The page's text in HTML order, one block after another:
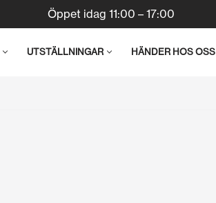
Öppet idag 11:00 – 17:00
UTSTÄLLNINGAR HÄNDER HOS OSS